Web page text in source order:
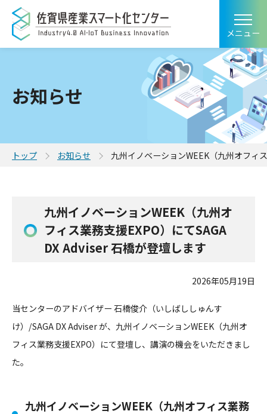
メニュー
お知らせ
トップ お知らせ 九州イノベーションWEEK（九州オフィ
九州イノベーションWEEK（九州オ
フィス業務支援EXPO）にてSAGA
DX Adviser 石橋が登壇します
2026年05月19日
当センターのアドバイザー 石橋俊介（いしばししゅんす
け）/SAGA DX Adviser が、九州イノベーションWEEK（九州オ
フィス業務支援EXPO）にて登壇し、講演の機会をいただきまし
た。
九州イノベーションWEEK（九州オフィス業務